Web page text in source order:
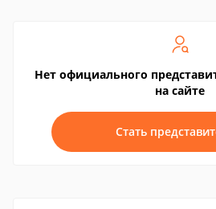
Нет официального
на сайте
Стать